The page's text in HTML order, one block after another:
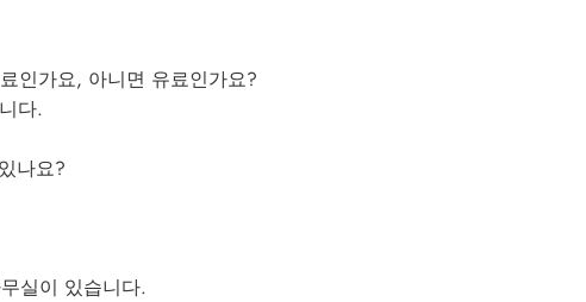
인가요, 아니면 유료인가요?
다.
나요?
실이 있습니다.